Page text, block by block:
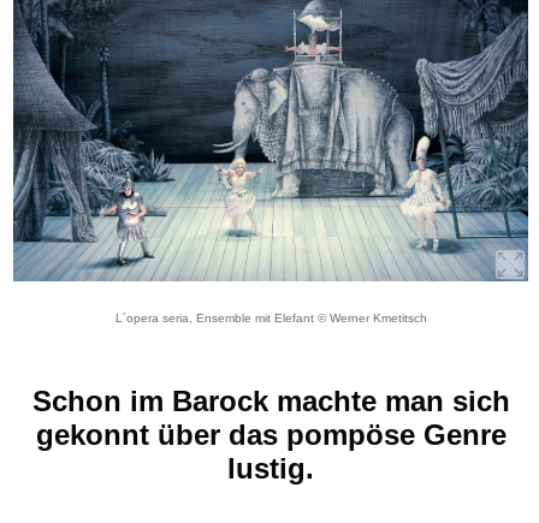
L´opera seria, Ensemble mit Elefant © Werner Kmetitsch
Schon im Barock machte man sich
gekonnt über das pompöse Genre
lustig.